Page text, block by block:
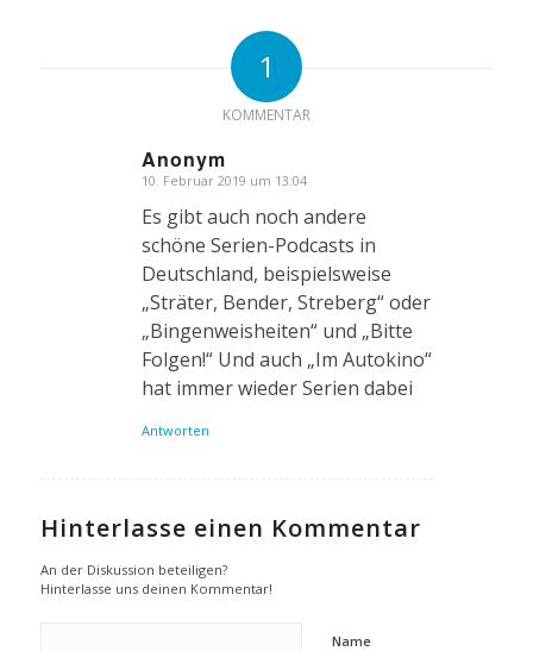
1
KOMMENTAR
Anonym
sagte:
10. Februar 2019 um 13:04
Es gibt auch noch andere
schöne Serien-Podcasts in
Deutschland, beispielsweise
„Sträter, Bender, Streberg“ oder
„Bingenweisheiten“ und „Bitte
Folgen!“ Und auch „Im Autokino“
hat immer wieder Serien dabei
Antworten
Hinterlasse einen Kommentar
An der Diskussion beteiligen?
Hinterlasse uns deinen Kommentar!
Name